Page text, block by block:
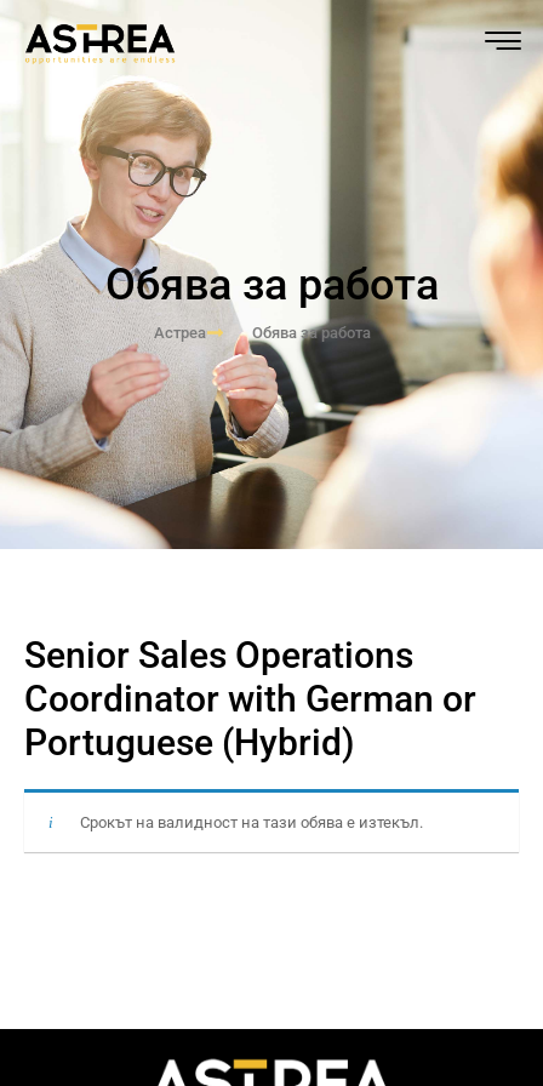
Обява за работа
Астреа Обява за работа
Senior Sales Operations
Coordinator with German or
Portuguese (Hybrid)
Срокът на валидност на тази обява е изтекъл.